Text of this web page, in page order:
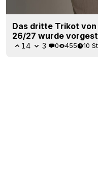
Das dritte Trikot
26/27 wurde
14 3 0 455 10